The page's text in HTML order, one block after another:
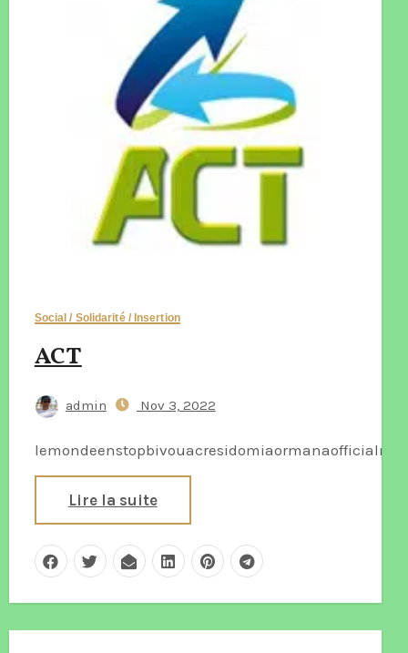
Social / Solidarité / Insertion
ACT
admin Nov 3, 2022
Lire la suite